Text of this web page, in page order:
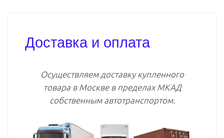
Доставка и оплата
Осуществляем доставку купленного
товара в Москве в пределах МКАД
собственным автотранспортом.